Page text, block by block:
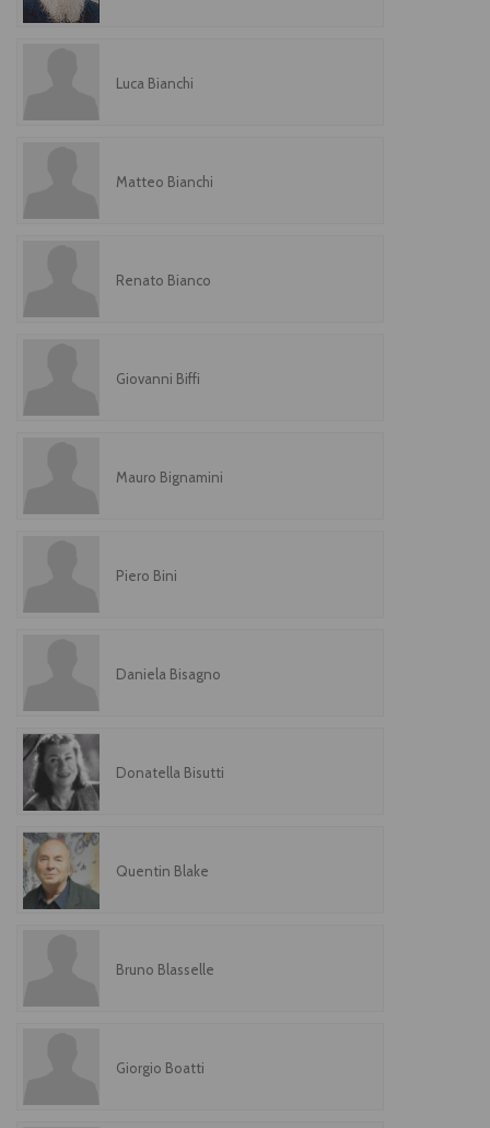
Luca Bianchi
Matteo Bianchi
Renato Bianco
Giovanni Biffi
Mauro Bignamini
Piero Bini
Daniela Bisagno
Donatella Bisutti
Quentin Blake
Bruno Blasselle
Giorgio Boatti